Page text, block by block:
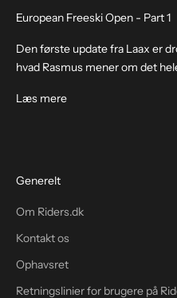
European Freeski Open - Part 1
Den første update fra Laax er
hvad Rasmus mener om det
Læs mere
Generelt
Om Riders.dk
Kontakt os
Ophavsret
Retningslinier for brugere på